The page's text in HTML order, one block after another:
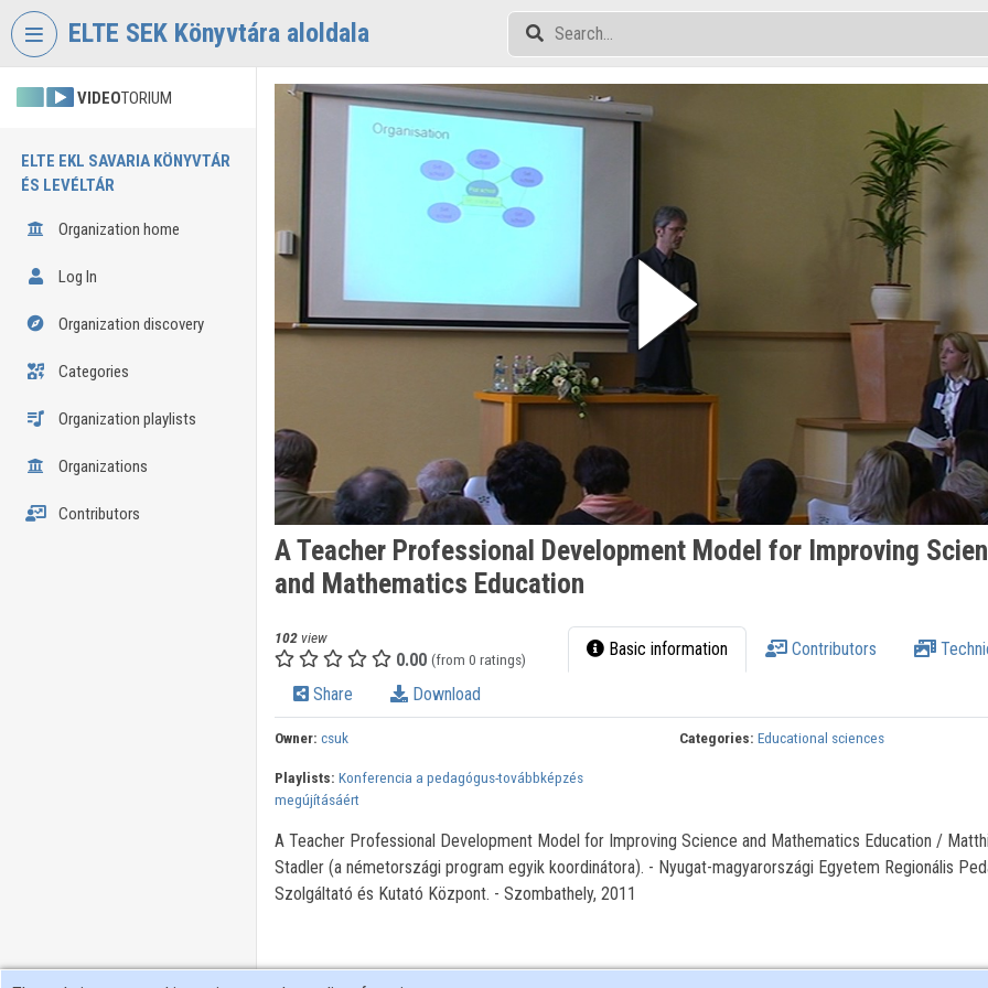
Skip header
ELTE SEK Könyvtára aloldala
VIDEOTORIUM
ELTE EKL SAVARIA KÖNYVTÁR
ÉS LEVÉLTÁR
Organization home
Log In
Organization discovery
Categories
Organization playlists
Organizations
Contributors
A Teacher Professional Development Model for Improving
and Mathematics Education
102view
0.00 (from 0 ratings) Basic information Contributors
Share Download
Owner: csuk Categories: Educational sciences
Playlists: Konferencia a pedagógus-továbbképzés
megújításáért
A Teacher Professional Development Model for Improving Science and Mathematics Education /
Stadler (a németországi program egyik koordinátora). - Nyugat-magyarországi Egyetem Regionális
Szolgáltató és Kutató Központ. - Szombathely, 2011